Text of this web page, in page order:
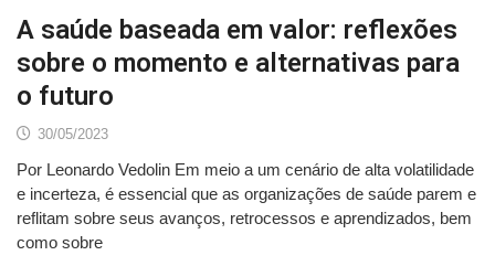
A saúde baseada em valor: reflexões
sobre o momento e alternativas para
o futuro
30/05/2023
Por Leonardo Vedolin Em meio a um cenário de alta volatilidade
e incerteza, é essencial que as organizações de saúde parem e
reflitam sobre seus avanços, retrocessos e aprendizados, bem
como sobre